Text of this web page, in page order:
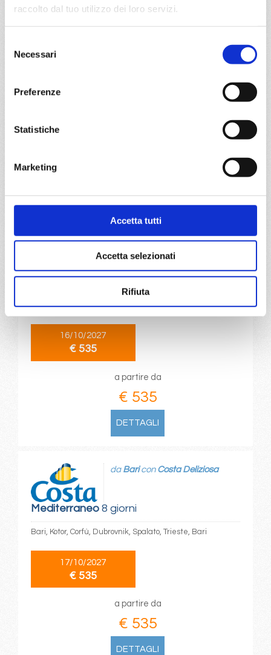
raccolto dal tuo utilizzo dei loro servizi.
delNecessari
Preferenze
Statistiche
Marketing
Accetta tutti
Accetta selezionati
Rifiuta
DETTAGLI
daTriesteconCosta Deliziosa
Trieste, Bari, Kotor, Corfù, Dubrovnik, Spalato, Trieste
16/10/2027
€ 535
a partire da
€ 535
DETTAGLI
Mediterraneo8 giorni
da Baricon Costa Deliziosa
Bari, Kotor, Corfù, Dubrovnik, Spalato, Trieste, Bari
17/10/2027
€ 535
a partire da
€ 535
DETTAGLI